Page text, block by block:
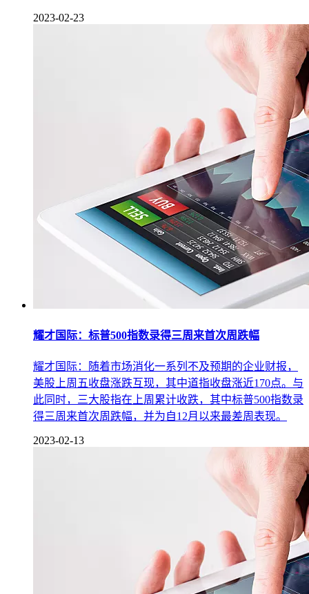
2023-02-23
耀才国际：标普500指数录得三周来首次周跌幅
耀才国际：随着市场消化一系列不及预期的企业财报，
美股上周五收盘涨跌互现，其中道指收盘涨近170点。与
此同时，三大股指在上周累计收跌，其中标普500指数录
得三周来首次周跌幅，并为自12月以来最差周表现。
2023-02-13